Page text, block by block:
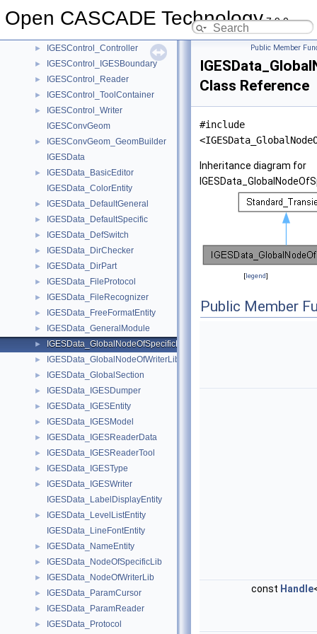
Open CASCADE Technology7.9.0
► IGESControl_ActorWrite
► IGESControl_Controller
► IGESControl_IGESBoundary
► IGESControl_Reader
► IGESControl_ToolContainer
►
IGESControl_Writer
IGESConvGeom
►
IGESConvGeom_GeomBuilder
IGESData
►
IGESData_BasicEditor
IGESData_ColorEntity
► IGESData_DefaultGeneral
► IGESData_DefaultSpecific
► IGESData_DefSwitch
► IGESData_DirChecker
► IGESData_DirPart
► IGESData_FileProtocol
► IGESData_FileRecognizer
► IGESData_FreeFormatEntity
► IGESData_GeneralModule
► IGESData_GlobalNodeOfSpecificLib
► IGESData_GlobalNodeOfWriterLib
► IGESData_GlobalSection
► IGESData_IGESDumper
► IGESData_IGESEntity
► IGESData_IGESModel
► IGESData_IGESReaderData
► IGESData_IGESReaderTool
► IGESData_IGESType
►
IGESData_IGESWriter
IGESData_LabelDisplayEntity
►
IGESData_LevelListEntity
IGESData_LineFontEntity
► IGESData_NameEntity
► IGESData_NodeOfSpecificLib
► IGESData_NodeOfWriterLib
► IGESData_ParamCursor
► IGESData_ParamReader
► IGESData_Protocol
Public Member
Class Reference
#include
Inheritance diagram for
[legend]
Public Member
const Handle